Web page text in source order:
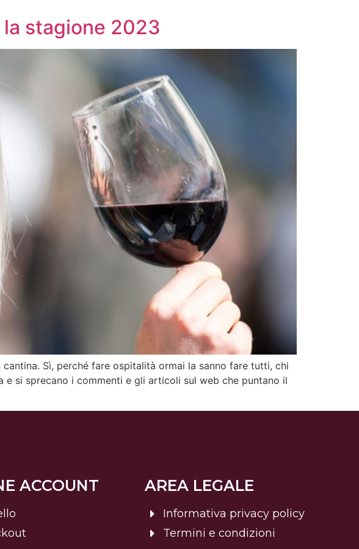
stagione 2023
Sì, perché fare ospitalità ormai la sanno fare tutti, chi
e si sprecano i commenti e gli articoli sul web che puntano il
ACCOUNT AREA LEGALE
Informativa privacy policy
Termini e condizioni